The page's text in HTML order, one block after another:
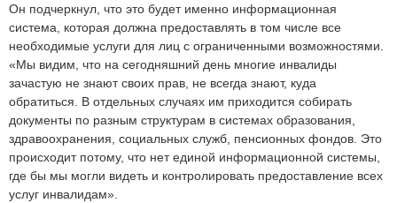
Он подчеркнул, что это будет именно информационная
система, которая должна предоставлять в том числе все
необходимые услуги для лиц с ограниченными возможностями.
«Мы видим, что на сегодняшний день многие инвалиды
зачастую не знают своих прав, не всегда знают, куда
обратиться. В отдельных случаях им приходится собирать
документы по разным структурам в системах образования,
здравоохранения, социальных служб, пенсионных фондов. Это
происходит потому, что нет единой информационной системы,
где бы мы могли видеть и контролировать предоставление всех
услуг инвалидам».